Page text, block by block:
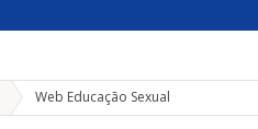
Web Educação Sexual